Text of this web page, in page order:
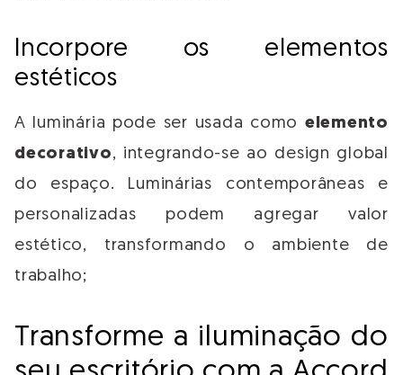
Incorpore os elementos
estéticos
A luminária pode ser usada como elemento
decorativo, integrando-se ao design global
do espaço. Luminárias contemporâneas e
personalizadas podem agregar valor
estético, transformando o ambiente de
trabalho;
Transforme a iluminação do